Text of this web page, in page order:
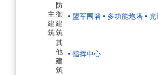
主
建
筑
防
御
建
筑
• 盟军围墙 • 多功能炮塔 •
其
他
建
筑
• 指挥中心